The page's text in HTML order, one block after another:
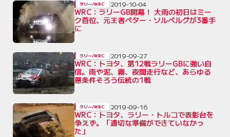
WRC：ラリーGB開幕！ 大雨の初日はミー
ク首位、元王者ペター・ソルベルグが3番手
に
ラリー/WRC 2019-10-04
WRC：トヨタ、第12戦ラリーGBに強い自
信。雨や泥、霧、夜間走行など、あらゆる
悪条件そろう伝統の1戦
ラリー/WRC 2019-09-27
WRC：トヨタ、ラリー・トルコで表彰台を
争えず。「適切な準備ができていなかっ
た」
ラリー/WRC 2019-09-16